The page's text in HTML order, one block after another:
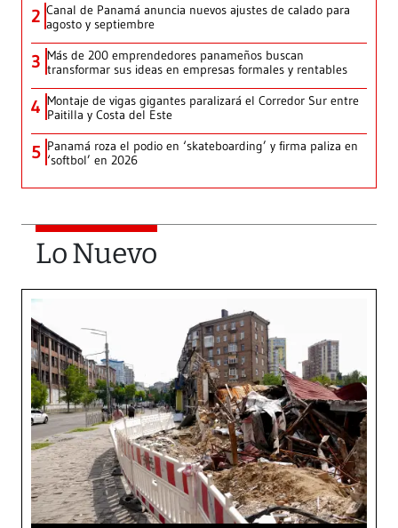
2 Canal de Panamá anuncia nuevos ajustes de calado para
agosto y septiembre
3 Más de 200 emprendedores panameños buscan
transformar sus ideas en empresas formales y rentables
4 Montaje de vigas gigantes paralizará el Corredor Sur entre
Paitilla y Costa del Este
5 Panamá roza el podio en ‘skateboarding’ y firma paliza en
‘softbol’ en 2026
Lo Nuevo